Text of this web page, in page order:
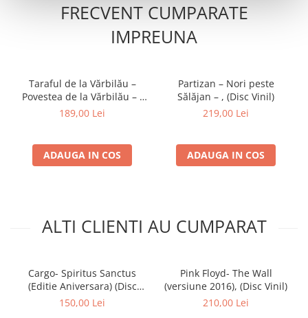
FRECVENT CUMPARATE
IMPREUNA
Taraful de la Vărbilău –
Povestea de la Vărbilău – -
Electrecord, (Disc Vinil)
189,00 Lei
ADAUGA IN COS
Partizan – Nori peste
Sălăjan – , (Disc Vinil)
219,00 Lei
ADAUGA IN COS
ALTI CLIENTI AU CUMPARAT
Cargo- Spiritus Sanctus
(Editie Aniversara) (Disc
Vinil)
150,00 Lei
Pink Floyd- The Wall
(versiune 2016), (Disc Vinil)
210,00 Lei